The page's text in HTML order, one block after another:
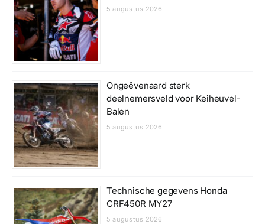
5 augustus 2026
Ongeëvenaard sterk
deelnemersveld voor Keiheuvel-
Balen
5 augustus 2026
Technische gegevens Honda
CRF450R MY27
5 augustus 2026